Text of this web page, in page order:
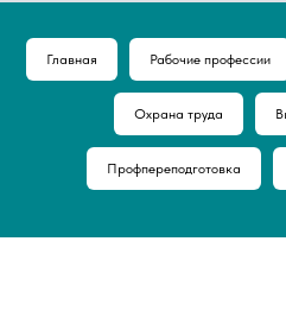
Главная Рабочие профессии
Охрана труда
Профпереподготовка